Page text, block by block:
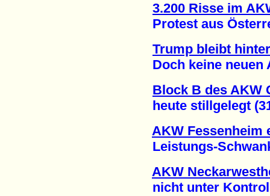
3.200 Risse im
Protest aus
Trump bleibt
Doch keine neuen
Block B des AKW
heute stillgelegt
AKW Fessenheim
Leistungs-
AKW
nicht unter